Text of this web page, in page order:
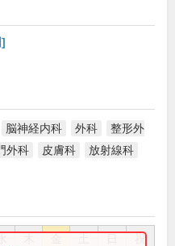
脳神経内科 外科
整形外
外科 皮膚科
放射線科
祝